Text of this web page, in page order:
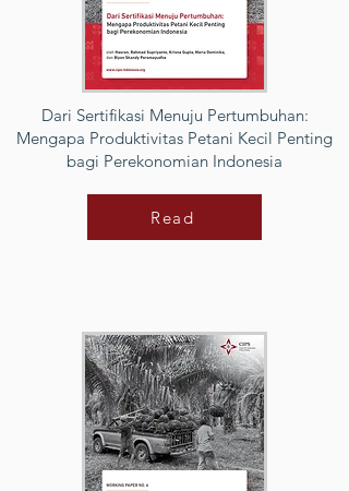
Dari Sertifikasi Menuju Pertumbuhan:
Mengapa Produktivitas Petani Kecil Penting
bagi Perekonomian Indonesia
Read